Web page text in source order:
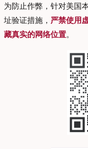
为防止作弊，针对美国
址验证措施， 严禁使用
藏真实的网络位置。